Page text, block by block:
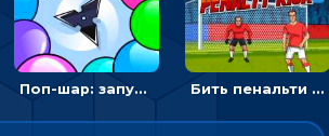
Поп-шар: запускать колючку, чтобы лопать воздушные шарики Бить пенальти по воротам или мишеням - спортивная аркада